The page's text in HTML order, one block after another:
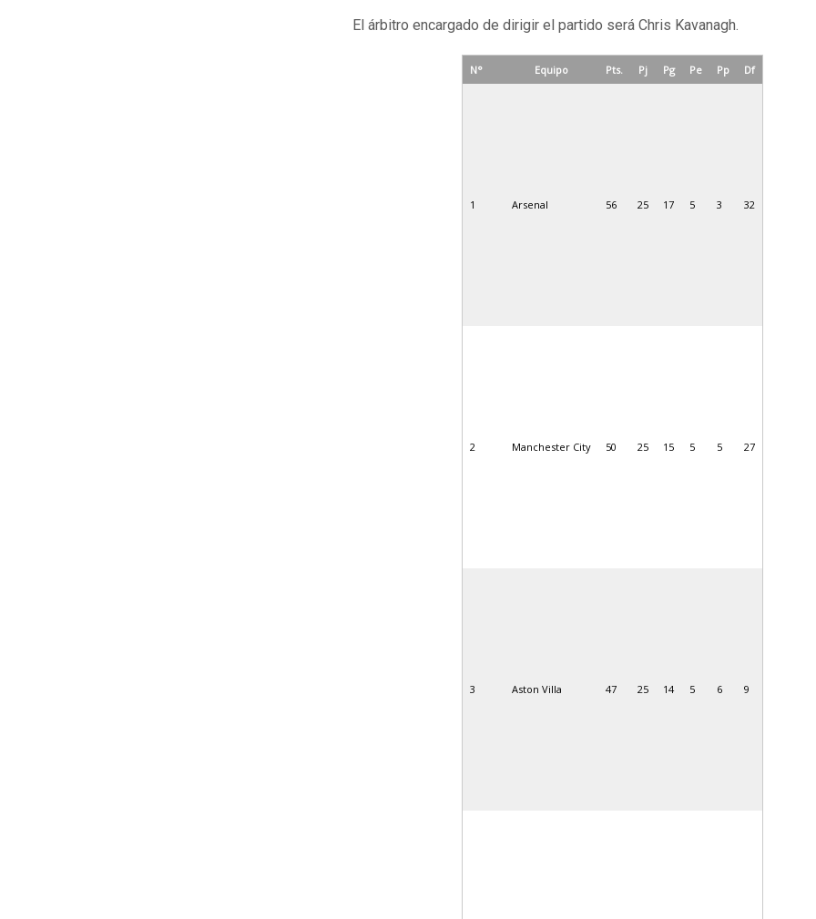
El árbitro encargado de dirigir el partido será Chris Kavanagh.
N° Equipo Pts. Pj Pg Pe Pp Df
1 Arsenal 56 25 17 5 3 32
2 Manchester City 50 25 15 5 5 27
3 Aston Villa 47 25 14 5 6 9